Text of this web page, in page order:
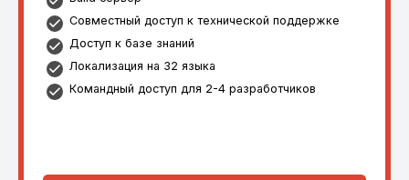
Совместный доступ к технической поддержке
Доступ к базе знаний
Локализация на 32 языка
Командный доступ для 2-4 разработчиков